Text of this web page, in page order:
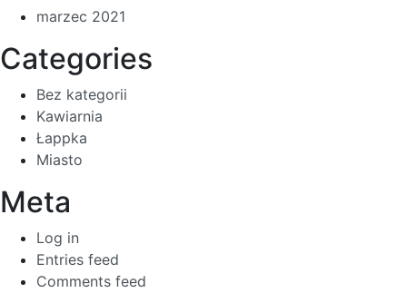
marzec 2021
Categories
Bez kategorii
Kawiarnia
Łappka
Miasto
Meta
Log in
Entries feed
Comments feed